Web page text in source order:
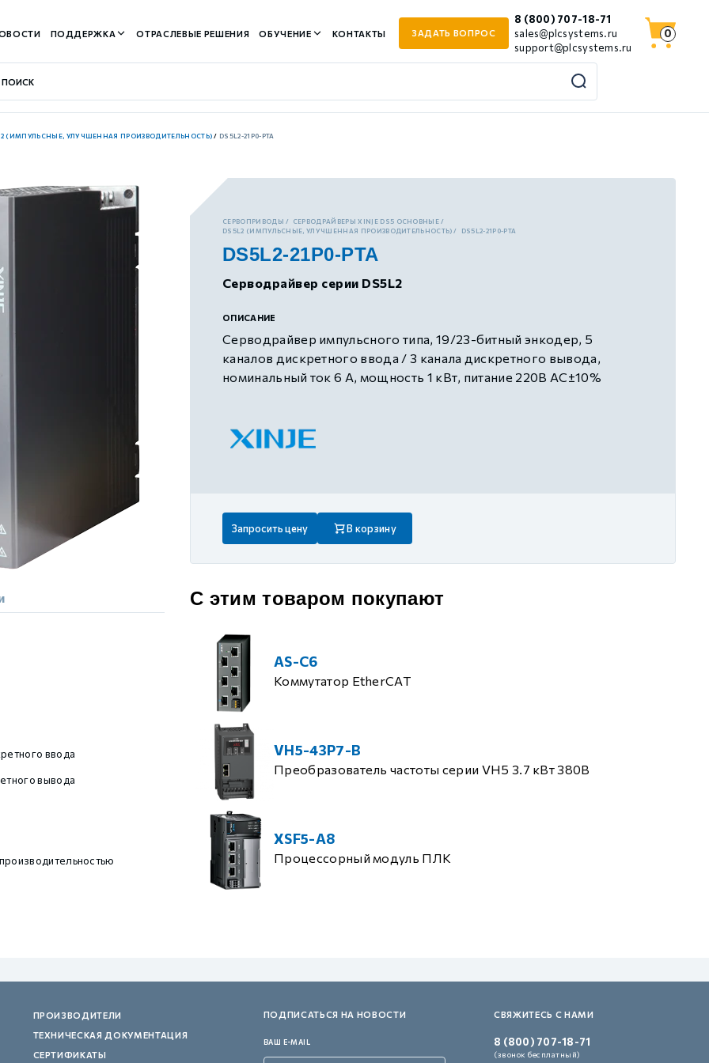
ПОДДЕРЖКА ОТРАСЛЕВЫЕ РЕШЕНИЯ ОБУЧЕНИЕ КОНТАКТЫ ЗАДАТЬ ВОПРОС
8 (800) 707-18-71
sales@plcsystems.ru
support@plcsystems.ru
0
(ИМПУЛЬСНЫЕ, УЛУЧШЕННАЯ ПРОИЗВОДИТЕЛЬНОСТЬ) / DS5L2-21P0-PTA
СЕРВОПРИВОДЫ
СЕРВОДРАЙВЕРЫ XINJE DS5 ОСНОВНЫЕ
DS5L2 (ИМПУЛЬСНЫЕ, УЛУЧШЕННАЯ ПРОИЗВОДИТЕЛЬНОСТЬ)
DS5L2-21P0-PTA
DS5L2-21P0-PTA
Серводрайвер серии DS5L2
ОПИСАНИЕ
Серводрайвер импульсного типа, 19/23-битный энкодер, 5
каналов дискретного ввода / 3 канала дискретного вывода,
номинальный ток 6 А, мощность 1 кВт, питание 220В AC±10%
Запросить цену В корзину
ввода
вывода
С этим товаром покупают
AS-C6
Коммутатор EtherCAT
VH5-43P7-B
Преобразователь частоты серии VH5 3.7 кВт 380В
XSF5-A8
Процессорный модуль ПЛК
ПРОИЗВОДИТЕЛИ
ТЕХНИЧЕСКАЯ ДОКУМЕНТАЦИЯ
СЕРТИФИКАТЫ
ПОДПИСАТЬСЯ НА НОВОСТИ
ВАШ E-MAIL
СВЯЖИТЕСЬ С НАМИ
8 (800) 707-18-71
(звонок бесплатный)
с разомкнутым контуром)
контуром)